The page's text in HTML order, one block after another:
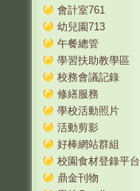
會計室761
幼兒園713
午餐總管
學習扶助教學區
校務會議記錄
修繕服務
學校活動照片
活動剪影
好棒網站群組
校園食材登錄平台
鼎金刊物